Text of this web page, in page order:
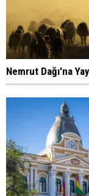
Nemrut Dağı'na